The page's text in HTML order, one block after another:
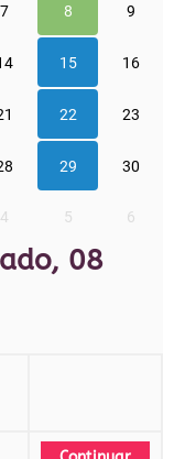
7 8 9
15 16
22 23
29 30
4 5 6
08